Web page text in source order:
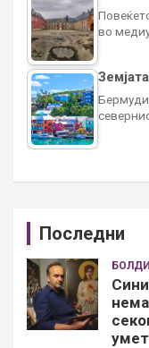
во
Последни